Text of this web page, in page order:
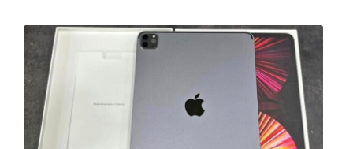
เปลี่ยนรุ่น หรือต้องการเงินด่วน เราจึงมอบบริการประเมินสภาพเครื่อง ฟรี
ปราบปรามความยุ่งยากทั้งหลาย โดยเน้น โปร่งใส มั่นใจได้ และจ่ายเงินทันที
เมื่อตกลงซื้อขายสำเร็จ บริการของเราครอบคลุมทั้ง iPhone สายใหม่-เก่า,
Samsung ทุกรุ่น, iPad และแท็บเล็ตทุกแบรนด์ เรารับถึงแม้จะอยู่ในสภาพ
ใช้งานแล้ว ตกแต่งแล้ว หรือมีรอยบ้าง เพราะมูลค่าของเครื่องไม่ได้ขึ้นอยู่แค่
ยี่ห้อ แต่ขึ้นอยู่กับสภาพจริง ความครบชุด และความสะดวกในการขายของ
คุณ เราจึงตั้งใจให้บริการในเขต ลาดพร้าว, รัชดา, บางรัก, แจ้งวัฒนะ,
บางแค, วัชรพล, รามอินทรา, บางนา, บางพลี, เกษตรนวมินทร์, เสนานิคม,
บางแค วัชรพล รามอินทรา รับซื้อไอโฟนรามอินทรา — ผู้เชี่ยวชาญด้านการ
ให้บริการ รับซื้อมือถือ iPhone, Samsung, ไอแพด แท็บเล็ตทุกยี่ห้อ ใน
ราคาสูง พร้อมจ่ายเงินทันที รับซื้อไอโฟนรามอินทรา ผู้เชี่ยวชาญด้านการให้
บริการ รับซื้อมือถือ iPhone, Samsung, ไอแพด แท็บเล็ตทุกยี่ห้อ ในราคา
สูง พร้อมจ่ายเงินทันที รับซื้อ Samsung… รับซื้อไอโฟนรามอินทรา รับซื้อ
Samsung และมือถือ Android ทุกยี่ห้อ ไม่ว่าจะรุ่นใหม่หรือรุ่นเก่า
ประสบการณ์เหนือระดับกับการ รับซื้อไอโฟน, รับซื้อไอแพด, รับซื้อมือถือ
ยินดีต้อนรับสู่ “รับซื้อขายมือถือ.com” เว็บไซต์ที่คุณไว้วางใจได้ สำหรับ